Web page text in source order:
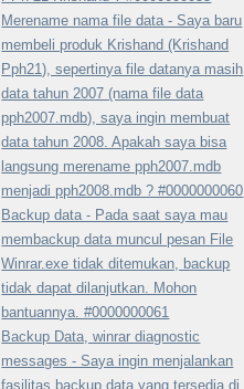
Merename nama file data - Saya baru
membeli produk Krishand (Krishand
Pph21), sepertinya file datanya masih
data tahun 2007 (nama file data
pph2007.mdb), saya ingin membuat
data tahun 2008. Apakah saya bisa
langsung merename pph2007.mdb
menjadi pph2008.mdb ? #0000000060
Backup data - Pada saat saya mau
membackup data muncul pesan File
Winrar.exe tidak ditemukan, backup
tidak dapat dilanjutkan. Mohon
bantuannya. #0000000061
Backup Data, winrar diagnostic
messages - Saya ingin menjalankan
fasilitas backup data yang tersedia di